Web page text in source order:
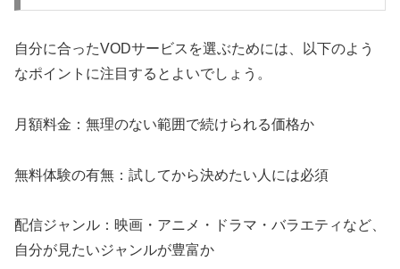
自分に合ったVODサービスを選ぶためには、以下のよう
なポイントに注目するとよいでしょう。
月額料金：無理のない範囲で続けられる価格か
無料体験の有無：試してから決めたい人には必須
配信ジャンル：映画・アニメ・ドラマ・バラエティなど、
自分が見たいジャンルが豊富か